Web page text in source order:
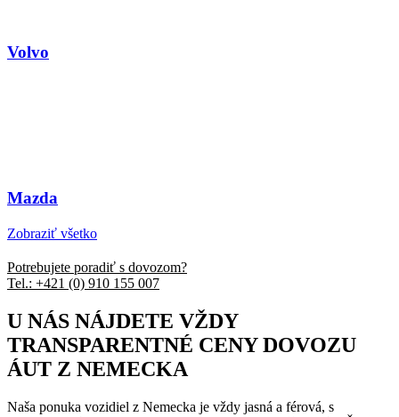
Volvo
Mazda
Zobraziť všetko
Potrebujete poradiť s dovozom?
Tel.: +421 (0) 910 155 007
U NÁS NÁJDETE VŽDY
TRANSPARENTNÉ CENY DOVOZU
ÁUT Z NEMECKA
Naša ponuka vozidiel z Nemecka je vždy jasná a férová, s